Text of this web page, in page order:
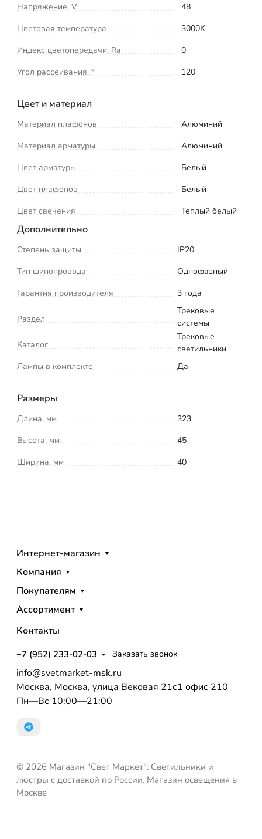
Напряжение, V
48
Цветовая температура
3000K
Индекс цветопередачи, Ra
0
Угол рассеивания, °
120
Цвет и материал
Материал плафонов
Алюминий
Материал арматуры
Алюминий
Цвет арматуры
Белый
Цвет плафонов
Белый
Цвет свечения
Теплый белый
Дополнительно
Степень защиты
IP20
Тип шинопровода
Однофазный
Гарантия производителя
3 года
Раздел
Трековые
системы
Каталог
Трековые
светильники
Лампы в комплекте
Да
Размеры
Длина, мм
323
Высота, мм
45
Ширина, мм
40
Интернет-магазин
Компания
Покупателям
Ассортимент
Контакты
+7 (952) 233-02-03 Заказать звонок
info@svetmarket-msk.ru
Москва, Москва, улица Вековая 21с1 офис 210
Пн—Вс 10:00—21:00
© 2026 Магазин "Свет Маркет": Светильники и
люстры с доставкой по России. Магазин освещения в
Москве